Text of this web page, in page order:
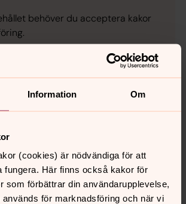
Information Om
(cookies) är nödvändiga för att
fungera. Här finns också kakor för
som förbättrar din användarupplevelse,
för marknadsföring och när vi
behöver du acceptera kakor
i stället.
gör det möjligt!
medlem i Svenska kyrkan. Här finns
dig! Här hittar du blanketter för
kyrkan för vuxna och barn.